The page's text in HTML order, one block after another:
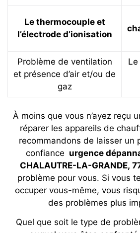
Le thermocouple et
l’électrode d’ionisation
Problème de ventilation
et présence d’air et/ou de
gaz
À moins que vous n’ayez reçu
réparer les appareils de
recommandons de laisser un
confiance urgence
CHALAUTRE-LA-GRANDE,
problème pour vous. Si vous
occuper vous-même, vous
des problèmes plus
Quel que soit le type de